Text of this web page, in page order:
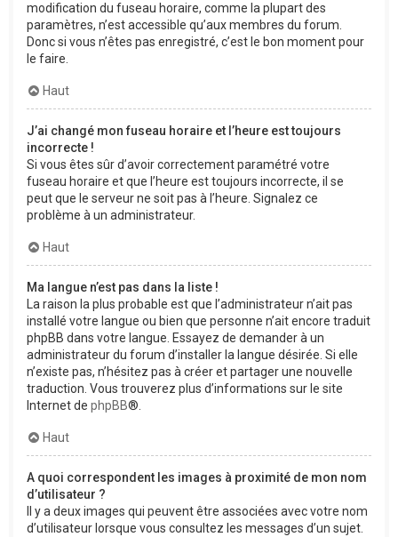
modification du fuseau horaire, comme la plupart des
paramètres, n’est accessible qu’aux membres du forum.
Donc si vous n’êtes pas enregistré, c’est le bon moment pour
le faire.
Haut
J’ai changé mon fuseau horaire et l’heure est toujours
incorrecte !
Si vous êtes sûr d’avoir correctement paramétré votre
fuseau horaire et que l’heure est toujours incorrecte, il se
peut que le serveur ne soit pas à l’heure. Signalez ce
problème à un administrateur.
Haut
Ma langue n’est pas dans la liste !
La raison la plus probable est que l’administrateur n’ait pas
installé votre langue ou bien que personne n’ait encore traduit
phpBB dans votre langue. Essayez de demander à un
administrateur du forum d’installer la langue désirée. Si elle
n’existe pas, n’hésitez pas à créer et partager une nouvelle
traduction. Vous trouverez plus d’informations sur le site
Internet de phpBB®.
Haut
A quoi correspondent les images à proximité de mon nom
d’utilisateur ?
Il y a deux images qui peuvent être associées avec votre nom
d’utilisateur lorsque vous consultez les messages d’un sujet.